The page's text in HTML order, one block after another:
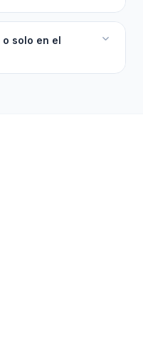
solo en el